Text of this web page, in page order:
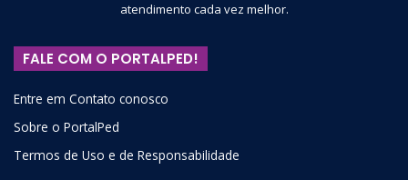
atendimento cada vez melhor.
FALE COM O PORTALPED!
Entre em Contato conosco
Sobre o PortalPed
Termos de Uso e de Responsabilidade